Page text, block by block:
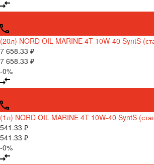
(20л) NORD OIL MARINE 4T 10W-40 SyntS
7 658.33 ₽
7 658.33 ₽
-0%
(1л) NORD OIL MARINE 4T 10W-40 SyntS
541.33 ₽
541.33 ₽
-0%